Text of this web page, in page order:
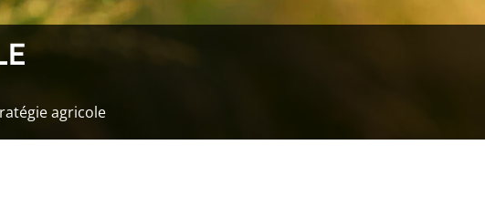
agricole